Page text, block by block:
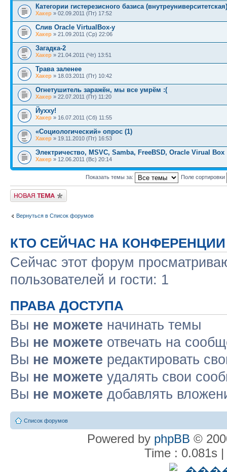
Категории гистерезисного базиса (внутреуниверситетская)
Хакер » 02.09.2011 (Пт) 17:52
Слив Oracle VirtualBox-у
Хакер » 21.09.2011 (Ср) 22:06
Загадка-2
Хакер » 21.04.2011 (Чт) 13:51
Трава заленее
Хакер » 18.03.2011 (Пт) 10:42
Огнетушитель заражён, мы все умрём :(
Хакер » 22.07.2011 (Пт) 11:20
Йухху!
Хакер » 16.07.2011 (Сб) 11:55
«Социологический» опрос (1)
Хакер » 19.11.2010 (Пт) 16:53
Электричество, MSVC, Samba, FreeBSD, Oracle Virual Box
Хакер » 12.06.2011 (Вс) 20:14
Показать темы за: Поле сортировки
Новая тема
Вернуться в Список форумов
КТО СЕЙЧАС НА КОНФЕРЕНЦИИ
Сейчас этот форум
пользователей и гости: 1
ПРАВА ДОСТУПА
Вы не можете начинать темы
Вы не можете отвечать на
Вы не можете редактировать
Вы не можете удалять свои
Вы не можете добавлять
Список форумов
Powered by phpBB ©
Time : 0.081s